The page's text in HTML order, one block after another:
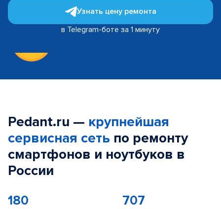
Узнать цену ремонта
в Telegram-боте за 1 минуту
Pedant.ru — крупнейшая
сервисная сеть по ремонту
смартфонов и ноутбуков в
России
180 707